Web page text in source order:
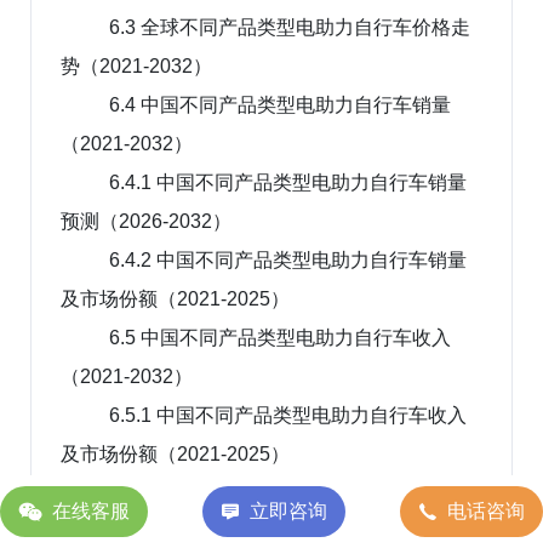
6.3 全球不同产品类型电助力自行车价格走
势（2021-2032）
6.4 中国不同产品类型电助力自行车销量
（2021-2032）
6.4.1 中国不同产品类型电助力自行车销量
预测（2026-2032）
6.4.2 中国不同产品类型电助力自行车销量
及市场份额（2021-2025）
6.5 中国不同产品类型电助力自行车收入
（2021-2032）
6.5.1 中国不同产品类型电助力自行车收入
及市场份额（2021-2025）
6.5.2 中国不同产品类型电助力自行车收入
预测（2026-2032）
在线客服 立即咨询 电话咨询